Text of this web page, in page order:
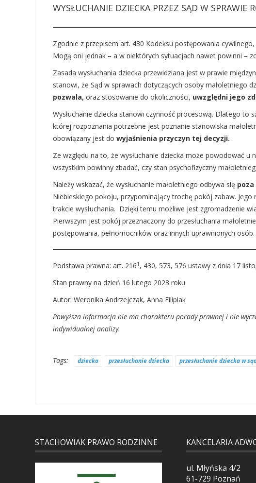
WYSŁUCHANIE DZIECKA PRZEZ SĄD W SPRAWIE
Zgodnie z przepisem art. 430 Kodeksu postępowania
Mogą oni jednak – a w niektórych sytuacjach nawet powinni –
Zasada wysłuchania dziecka przewidziana jest w prawie
stanowi, że Sąd w sprawach dotyczących osoby małoletniego
pozwala, oraz stosowanie do okoliczności, uwzględni jego
Wysłuchanie dziecka stanowi czynność procesową. Dlatego
której rozpoznania potrzebne jest poznanie stanowiska
obowiązany jest do wyjaśnienia przyczyn tej decyzji.
Ze względu na to, że wysłuchanie dziecka może powodować
wszystkim powinny zbadać, czy stan psychofizyczny
Należy wskazać, że wysłuchanie małoletniego odbywa się
Niebieskiego pokoju, przypominający trochę pokój zabaw.
trakcie wysłuchania. Dzięki temu możliwe jest zgromadzenie
Pierwszym jest pokój przeznaczony do przesłuchania
postępowania, pełnomocników oraz innych uprawnionych
Podstawa prawna: art. 2161 , 430, 573, 576 ustawy z dnia 17
Stan prawny na dzień 16 lutego 2023 roku
Autor: Weronika Andrzejczak, Anna Filipiak
Powyższa informacja nie ma charakteru porady prawnej i nie
indywidualnej analizy.
Tags: dziecko przesłuchanie dziecka przesłuchanie dziecka w
STACHOWIAK PRAWO RODZINNE KANCELARIA
ul. Młyńska 4/2
61-729 Poznań